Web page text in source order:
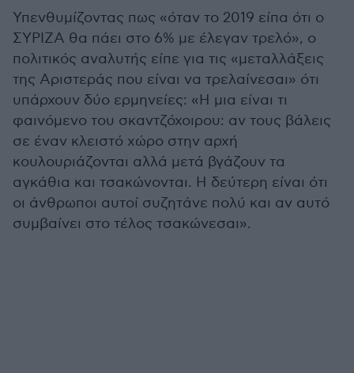
Υπενθυμίζοντας πως «όταν το 2019 είπα ότι ο
ΣΥΡΙΖΑ θα πάει στο 6% με έλεγαν τρελό», ο
πολιτικός αναλυτής είπε για τις «μεταλλάξεις
της Αριστεράς που είναι να τρελαίνεσαι» ότι
υπάρχουν δύο ερμηνείες: «Η μια είναι τι
φαινόμενο του σκαντζόχοιρου: αν τους βάλεις
σε έναν κλειστό χώρο στην αρχή
κουλουριάζονται αλλά μετά βγάζουν τα
αγκάθια και τσακώνονται. Η δεύτερη είναι ότι
οι άνθρωποι αυτοί συζητάνε πολύ και αν αυτό
συμβαίνει στο τέλος τσακώνεσαι».